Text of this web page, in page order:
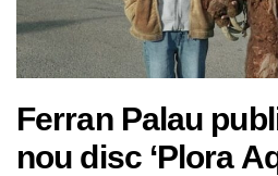
Ferran Palau
nou disc ‘Plora